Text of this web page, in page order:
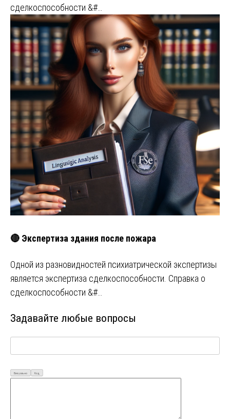
сделкоспособности &#…
🔴 Экспертиза здания после пожара
Одной из разновидностей психиатрической экспертизы
является экспертиза сделкоспособности. Справка о
сделкоспособности &#…
Задавайте любые вопросы
Визуально Код